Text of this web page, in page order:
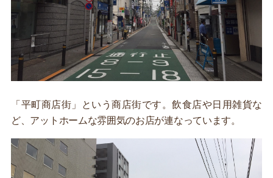
「平町商店街」という商店街です。飲食店や日用雑貨な
ど、アットホームな雰囲気のお店が連なっています。